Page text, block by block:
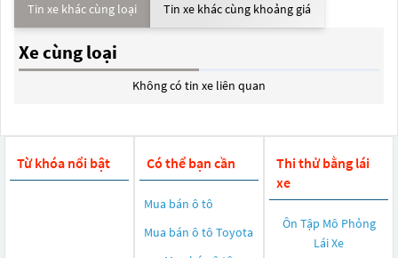
Tin xe khác cùng loại Tin xe khác cùng khoảng giá
Xe cùng loại
Không có tin xe liên quan
Từ khóa nổi bật Có thể bạn cần
Mua bán ô tô
Mua bán ô tô Toyota
Thi thử bằng lái
xe
Ôn Tập Mô Phỏng
Lái Xe